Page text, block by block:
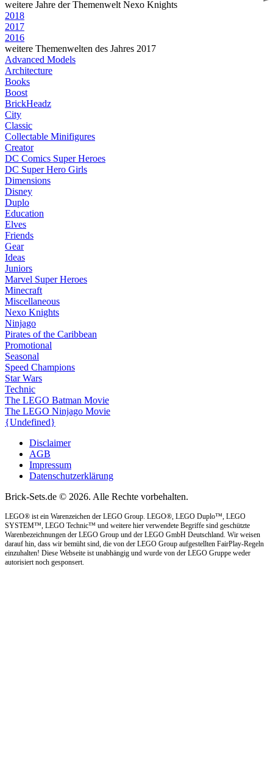
weitere Jahre der Themenwelt Nexo Knights
2018
2017
2016
weitere Themenwelten des Jahres 2017
Advanced Models
Architecture
Books
Boost
BrickHeadz
City
Classic
Collectable Minifigures
Creator
DC Comics Super Heroes
DC Super Hero Girls
Dimensions
Disney
Duplo
Education
Elves
Friends
Gear
Ideas
Juniors
Marvel Super Heroes
Minecraft
Miscellaneous
Nexo Knights
Ninjago
Pirates of the Caribbean
Promotional
Seasonal
Speed Champions
Star Wars
Technic
The LEGO Batman Movie
The LEGO Ninjago Movie
{Undefined}
Disclaimer
AGB
Impressum
Datenschutzerklärung
Brick-Sets.de © 2026. Alle Rechte vorbehalten.
LEGO® ist ein Warenzeichen der LEGO Group. LEGO®, LEGO Duplo™, LEGO
SYSTEM™, LEGO Technic™ und weitere hier verwendete Begriffe sind geschützte
Warenbezeichnungen der LEGO Group und der LEGO GmbH Deutschland. Wir weisen
darauf hin, dass wir bemüht sind, die von der LEGO Group aufgestellten FairPlay-Regeln
einzuhalten! Diese Webseite ist unabhängig und wurde von der LEGO Gruppe weder
autorisiert noch gesponsert.